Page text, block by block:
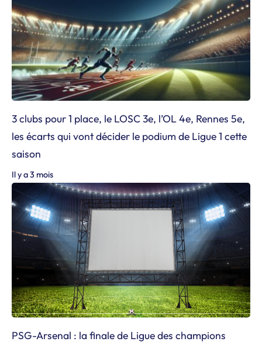
3 clubs pour 1 place, le LOSC 3e, l’OL 4e, Rennes 5e,
les écarts qui vont décider le podium de Ligue 1 cette
saison
Il y a 3 mois
PSG-Arsenal : la finale de Ligue des champions